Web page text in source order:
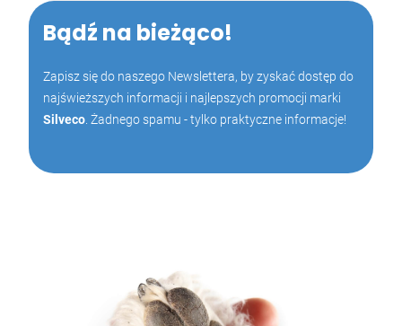
Bądź na bieżąco!
Zapisz się do naszego Newslettera, by zyskać dostęp do
najświeższych informacji i najlepszych promocji marki
Silveco. Żadnego spamu - tylko praktyczne informacje!